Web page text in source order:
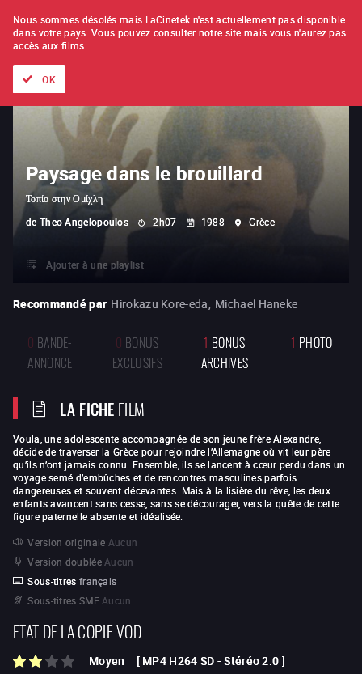
À L'UNITÉ ABONNEMENT
Paysage dans le brouillard
Τοπίο στην Ομίχλη
de Theo Angelopoulos 2h07 1988 Grèce
Ajouter à une playlist
Recommandé par Hirokazu Kore-eda, Michael Haneke
0 BANDE-
ANNONCE
0 BONUS
EXCLUSIFS
1 BONUS
ARCHIVES
1 PHOTO
LA FICHEFILM
Voula, une adolescente accompagnée de son jeune frère Alexandre,
décide de traverser la Grèce pour rejoindre l’Allemagne où vit leur père
qu’ils n’ont jamais connu. Ensemble, ils se lancent à cœur perdu dans un
voyage semé d’embûches et de rencontres masculines parfois
dangereuses et souvent décevantes. Mais à la lisière du rêve, les deux
enfants avancent sans cesse, sans se décourager, vers la quête de cette
figure paternelle absente et idéalisée.
Version originale Aucun
Version doublée Aucun
Sous-titres français
Sous-titres SME Aucun
ETAT DE LA COPIE VOD
Moyen [ MP4 H264 SD -Stéréo 2.0 ]
Nous sommes désolés mais LaCinetek n'est actuellement pas disponible
dans votre pays. Vous pouvez consulter notre site mais vous n'aurez pas
accès aux films.
OK